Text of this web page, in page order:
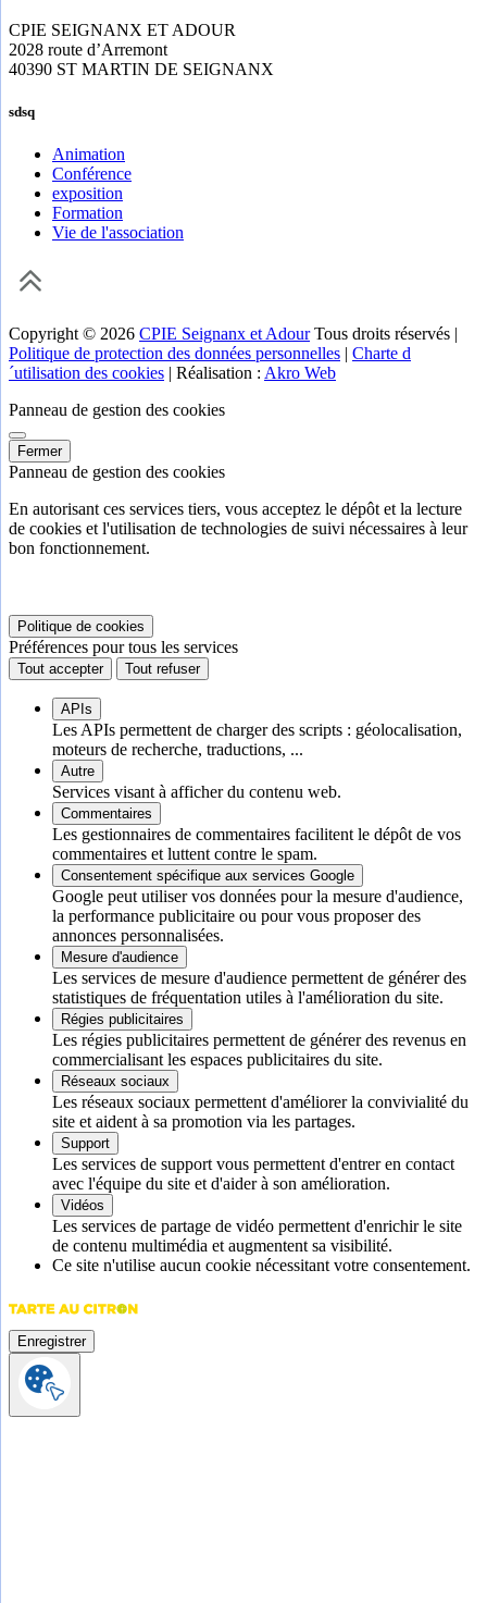
CPIE SEIGNANX ET ADOUR
2028 route d’Arremont
40390 ST MARTIN DE SEIGNANX
sdsq
Animation
Conférence
exposition
Formation
Vie de l'association
Copyright © 2026 CPIE Seignanx et AdourTous droits réservés |
Politique de protection des données personnelles
Charte d
´utilisation des cookies | Réalisation : Akro Web
Panneau de gestion des cookies
Fermer
Panneau de gestion des cookies
En autorisant ces services tiers, vous acceptez le dépôt et la lecture
de cookies et l'utilisation de technologies de suivi nécessaires à leur
bon fonctionnement.
Politique de cookies
Préférences pour tous les services
Tout accepter Tout refuser
APIs
Les APIs permettent de charger des scripts : géolocalisation,
moteurs de recherche, traductions, ...
Autre
Services visant à afficher du contenu web.
Commentaires
Les gestionnaires de commentaires facilitent le dépôt de vos
commentaires et luttent contre le spam.
Consentement spécifique aux services Google
Google peut utiliser vos données pour la mesure d'audience,
la performance publicitaire ou pour vous proposer des
annonces personnalisées.
Mesure d'audience
Les services de mesure d'audience permettent de générer des
statistiques de fréquentation utiles à l'amélioration du site.
Régies publicitaires
Les régies publicitaires permettent de générer des revenus en
commercialisant les espaces publicitaires du site.
Réseaux sociaux
Les réseaux sociaux permettent d'améliorer la convivialité du
site et aident à sa promotion via les partages.
Support
Les services de support vous permettent d'entrer en contact
avec l'équipe du site et d'aider à son amélioration.
Vidéos
Les services de partage de vidéo permettent d'enrichir le site
de contenu multimédia et augmentent sa visibilité.
Ce site n'utilise aucun cookie nécessitant votre consentement.
Enregistrer